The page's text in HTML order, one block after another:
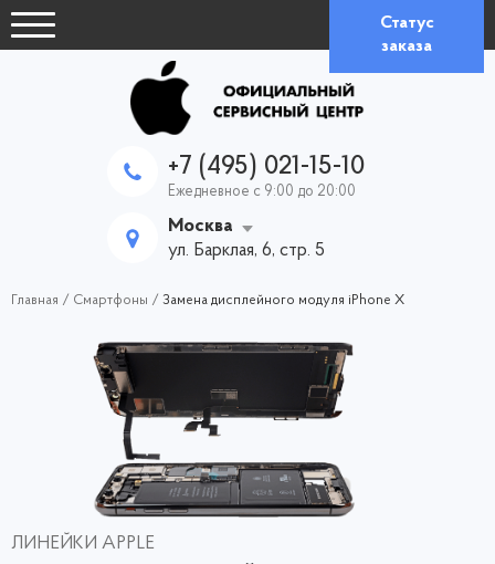
Статус
заказа
+7 (495) 021-15-10
Ежедневное с 9:00 до 20:00
Москва
ул. Барклая, 6, стр. 5
Главная / Смартфоны / Замена дисплейного модуля iPhone X
ЛИНЕЙКИ APPLE